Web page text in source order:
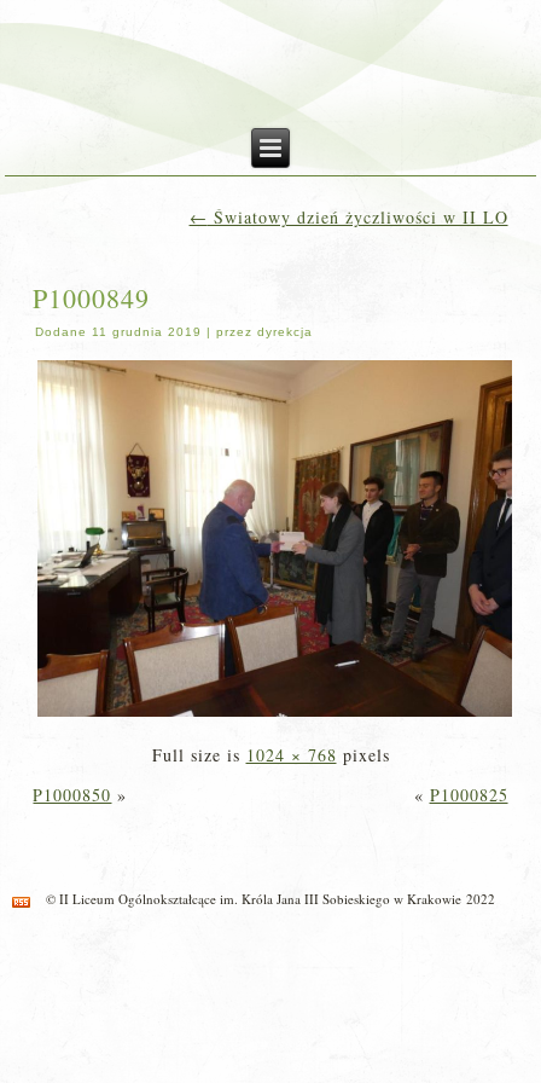
← Światowy dzień życzliwości w II LO
P1000849
Dodane 11 grudnia 2019 |przez dyrekcja
Full size is 1024 × 768 pixels
P1000850 » « P1000825
© II Liceum Ogólnokształcące im. Króla Jana III Sobieskiego w Krakowie 2022